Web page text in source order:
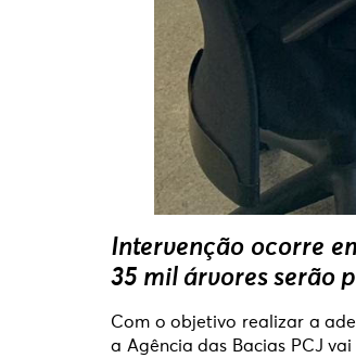
Intervenção ocorre
35 mil árvores serão
Com o objetivo realizar a
a Agência das Bacias PCJ